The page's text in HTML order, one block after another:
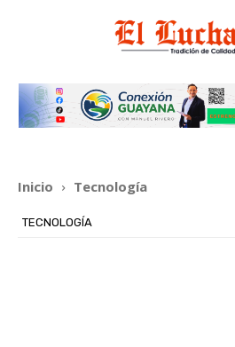
Inicio Tecnología
TECNOLOGÍA